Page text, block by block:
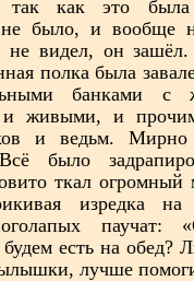
так как это
не было, и вообще
не видел, он
полка была
банками с
живыми, и
и ведьм.
было
ткал огромный
изредка
паучат:
будем есть на обед?
лучше